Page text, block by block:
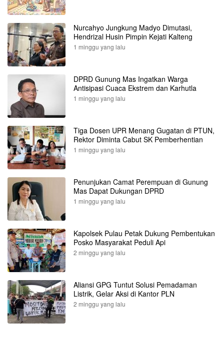
Nurcahyo Jungkung Madyo Dimutasi,
Hendrizal Husin Pimpin Kejati Kalteng
1 minggu yang lalu
DPRD Gunung Mas Ingatkan Warga
Antisipasi Cuaca Ekstrem dan Karhutla
1 minggu yang lalu
Tiga Dosen UPR Menang Gugatan di PTUN,
Rektor Diminta Cabut SK Pemberhentian
1 minggu yang lalu
Penunjukan Camat Perempuan di Gunung
Mas Dapat Dukungan DPRD
1 minggu yang lalu
Kapolsek Pulau Petak Dukung Pembentukan
Posko Masyarakat Peduli Api
2 minggu yang lalu
Aliansi GPG Tuntut Solusi Pemadaman
Listrik, Gelar Aksi di Kantor PLN
2 minggu yang lalu